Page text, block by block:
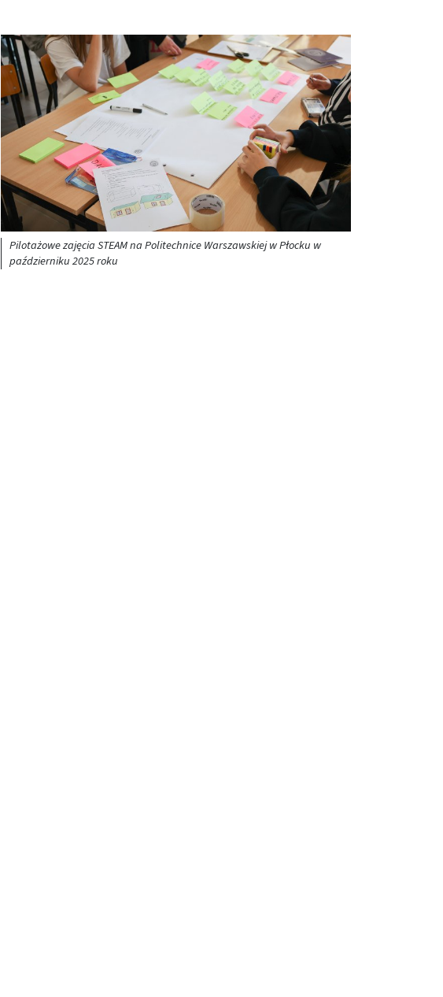
Obraz (old)
Pilotażowe zajęcia STEAM na Politechnice Warszawskiej w Płocku w
październiku 2025 roku